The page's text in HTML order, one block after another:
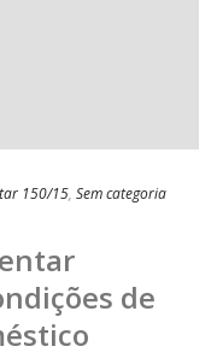
150/15, Sem categoria
de